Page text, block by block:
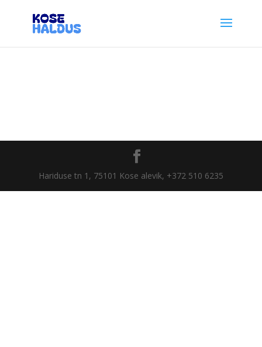
Hariduse tn 1, 75101 Kose alevik, +372 510 6235